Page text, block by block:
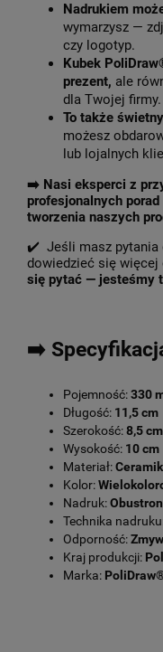
Nadrukiem
wymarzysz —
czy logotyp.
Kubek
prezent, ale
dla Twojej firmy.
To także
możesz
lub lojalnych
➡️ Nasi eksperci z
profesjonalnych
tworzenia naszych
✔️ Jeśli masz pytania
dowiedzieć się więcej
się pytać — jesteśmy
➡️
Pojemność:330
Długość: 11,5 cm
Szerokość:8,5 cm
Wysokość: 10 cm
Materiał:
Kolor:
Nadruk:
Technika
Odporność:
Kraj produkcji:
Marka: